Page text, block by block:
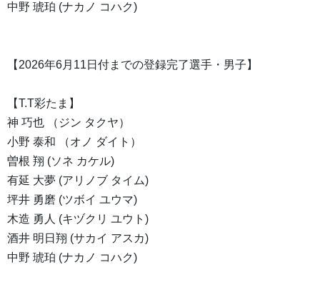
中野 琥珀 (ナカノ コハク)
【2026年6月11日付までの登録完了選手・男子】
【T.T彩たま】
神 巧也 （ジン タクヤ）
小野 泰和 （オノ ダイト）
曽根 翔 (ソネ カケル)
有延 大夢 (アリノブ タイム)
坪井 勇磨 (ツボイ ユウマ)
木造 勇人 (キヅクリ ユウト)
酒井 明日翔 (サカイ アスカ)
中野 琥珀 (ナカノ コハク)